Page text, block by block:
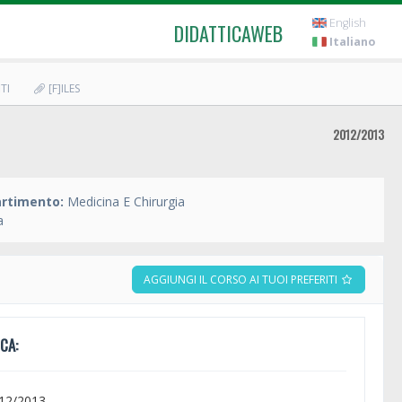
DIDATTICAWEB
English
Italiano
[F]ILES
2012/2013
Medicina E Chirurgia
AGGIUNGI IL CORSO AI TUOI PREFERITI